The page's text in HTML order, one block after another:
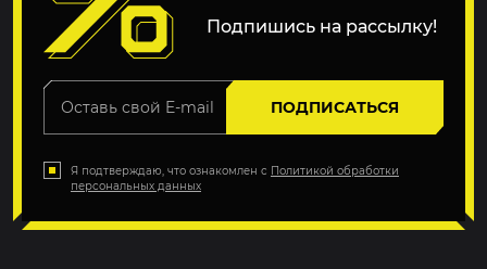
Подпишись на рассылку!
ПОДПИСАТЬСЯ
Я подтверждаю, что ознакомлен с Политикой обработки
персональных данных